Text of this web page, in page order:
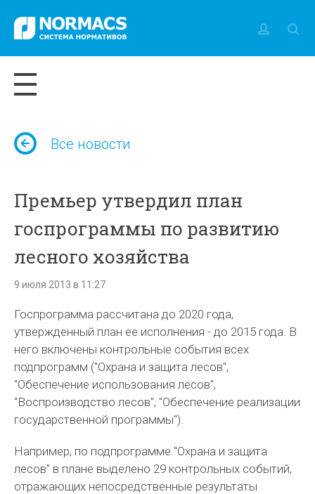
Все новости
Премьер утвердил план
госпрограммы по развитию
лесного хозяйства
9 июля 2013 в 11:27
Госпрограмма рассчитана до 2020 года,
утвержденный план ее исполнения - до 2015 года. В
него включены контрольные события всех
подпрограмм ("Охрана и защита лесов",
"Обеспечение использования лесов",
"Воспроизводство лесов", "Обеспечение реализации
государственной программы").
Например, по подпрограмме "Охрана и защита
лесов" в плане выделено 29 контрольных событий,
отражающих непосредственные результаты